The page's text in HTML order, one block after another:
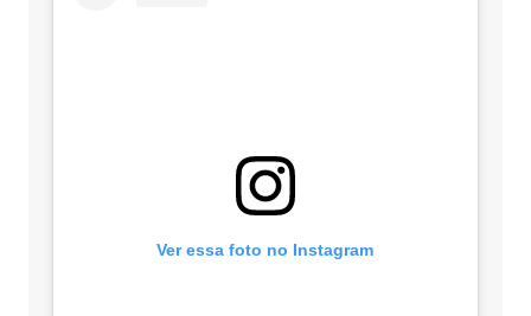
Ver essa foto no Instagram